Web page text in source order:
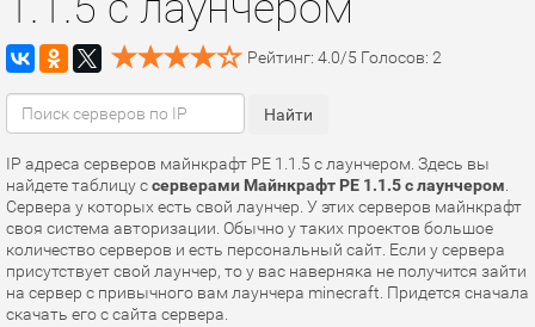
Рейтинг: 4.0/5 Голосов: 2
IP адреса серверов майнкрафт PE 1.1.5 с лаунчером. Здесь вы
найдете таблицу ссерверами Майнкрафт PE 1.1.5 с лаунчером
Сервера у которых есть свой лаунчер. У этих серверов майнкрафт
своя система авторизации. Обычно у таких проектов большое
количество серверов и есть персональный сайт. Если у сервера
присутствует свой лаунчер, то у вас наверняка не получится зайти
на сервер с привычного вам лаунчера minecraft. Придется сначала
скачать его с сайта сервера.